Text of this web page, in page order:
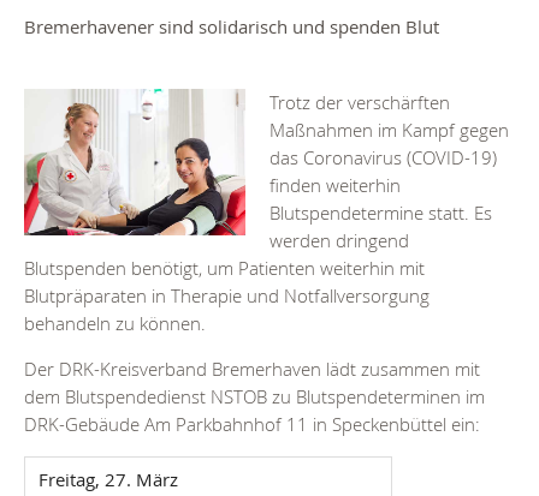
Bremerhavener sind solidarisch und spenden Blut
Trotz der verschärften
Maßnahmen im Kampf gegen
das Coronavirus (COVID-19)
finden weiterhin
Blutspendetermine statt. Es
werden dringend
Blutspenden benötigt, um Patienten weiterhin mit
Blutpräparaten in Therapie und Notfallversorgung
behandeln zu können.
Der DRK-Kreisverband Bremerhaven lädt zusammen mit
dem Blutspendedienst NSTOB zu Blutspendeterminen im
DRK-Gebäude Am Parkbahnhof 11 in Speckenbüttel ein:
Freitag, 27. März